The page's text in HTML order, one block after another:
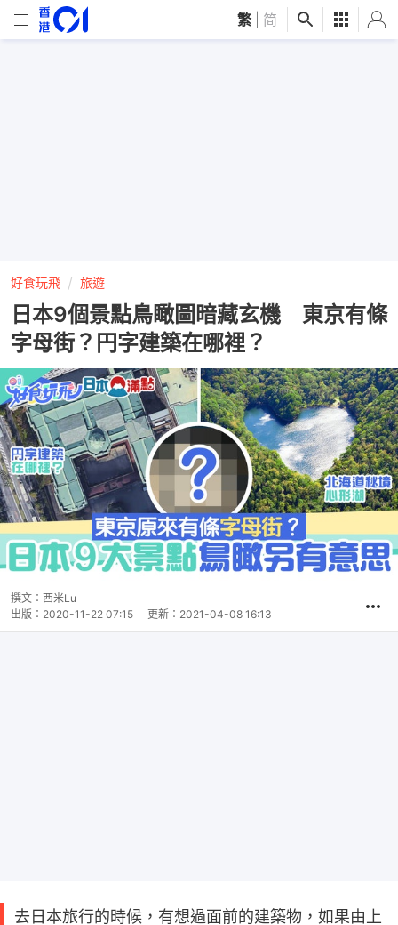
繁 简
好食玩飛 旅遊
日本9個景點鳥瞰圖暗藏玄機 東京有條
字母街？円字建築在哪裡？
撰文： 西米Lu
出版： 2020-11-22 07:15 更新： 2021-04-08 16:13
去日本旅行的時候，有想過面前的建築物，如果由上